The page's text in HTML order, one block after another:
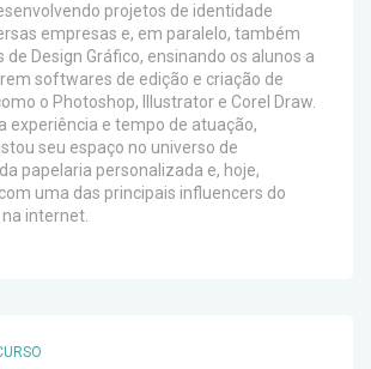
projetos de identidade
empresas e, em paralelo, também
de Design Gráfico, ensinando os alunos a
softwares de edição e criação de
o Photoshop, Illustrator e Corel Draw.
experiência e tempo de atuação,
seu espaço no universo de
papelaria personalizada e, hoje,
uma das principais influencers do
internet.